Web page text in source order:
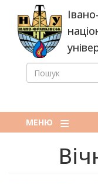
основного
вмісту
ПОШУК
МЕНЮ